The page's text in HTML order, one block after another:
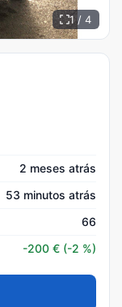
1 / 4
2 meses atrás
53 minutos atrás
66
-200 € (-2 %)